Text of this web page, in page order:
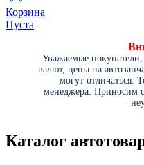
Корзина
Пуста
Уважаемые
валют, цены на
могут отличаться.
менеджера. Приносим
Каталог